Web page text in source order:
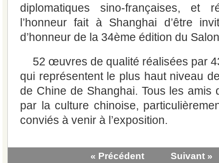
diplomatiques sino-françaises, et
l’honneur fait à Shanghai d’être
d’honneur de la 34ème édition du
52 œuvres de qualité réalisées par
qui représentent le plus haut niveau
de Chine de Shanghai. Tous les amis
par la culture chinoise,
conviés à venir à l’exposition.
« Précédent Suivant »